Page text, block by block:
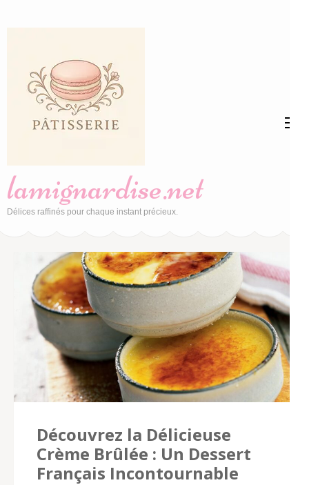
(Pressez
Entrée)
lamignardise.net
Délices raffinés pour chaque instant précieux.
Découvrez la Délicieuse
Crème Brûlée : Un Dessert
Français Incontournable